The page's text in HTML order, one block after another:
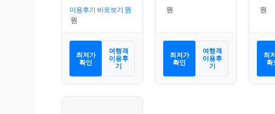
이용후기 바로보기
최저가
확인
여행객
이용후
기
최저가
확인
여행객
이용후
기
최
확